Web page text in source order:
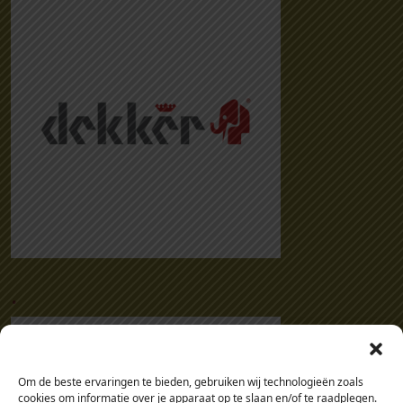
Om de beste ervaringen te bieden, gebruiken wij technologieën zoals
cookies om informatie over je apparaat op te slaan en/of te raadplegen.
.